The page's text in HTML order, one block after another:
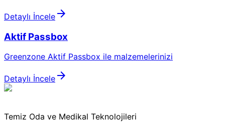
Detaylı İncele arrow_forward
Aktif Passbox
Greenzone Aktif Passbox ile malzemelerinizi
Detaylı İncele arrow_forward
Temiz Oda ve Medikal Teknolojileri